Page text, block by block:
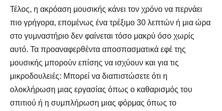
Τέλος, η ακρόαση μουσικής κάνει τον χρόνο να περνάει
πιο γρήγορα, επομένως ένα τρέξιμο 30 λεπτών ή μια ώρα
στο γυμναστήριο δεν φαίνεται τόσο μακρύ όσο χωρίς
αυτό. Τα προαναφερθέντα αποσπασματικά εφέ της
μουσικής μπορούν επίσης να ισχύουν και για τις
μικροδουλειές: Μπορεί να διαπιστώσετε ότι η
ολοκλήρωση μιας εργασίας όπως ο καθαρισμός του
σπιτιού ή η συμπλήρωση μιας φόρμας όπως το